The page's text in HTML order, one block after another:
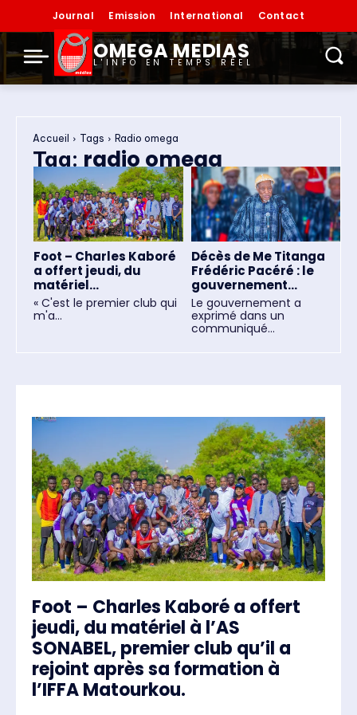
Journal Emission International Contact
OMEGA MEDIAS
L'INFO EN TEMPS RÉEL
Accueil Tags Radio omega
Tag: radio omega
Foot – Charles Kaboré
a offert jeudi, du
matériel...
« C'est le premier club qui
m'a...
Décès de Me Titanga
Frédéric Pacéré : le
gouvernement...
Le gouvernement a
exprimé dans un
communiqué...
Foot – Charles Kaboré a offert
jeudi, du matériel à l’AS
SONABEL, premier club qu’il a
rejoint après sa formation à
l’IFFA Matourkou.